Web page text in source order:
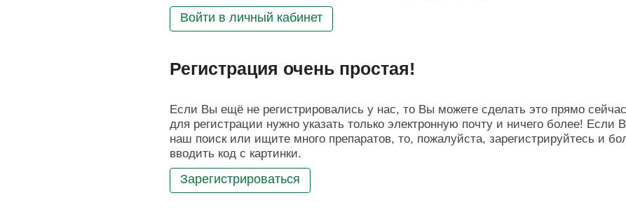
Войти в личный кабинет
Регистрация очень простая!
Если Вы ещё не регистрировались у нас, то Вы можете сделать это прямо
для регистрации нужно указать только электронную почту и ничего более! Если
наш поиск или ищите много препаратов, то, пожалуйста, зарегистрируйтесь и
вводить код с картинки.
Зарегистрироваться